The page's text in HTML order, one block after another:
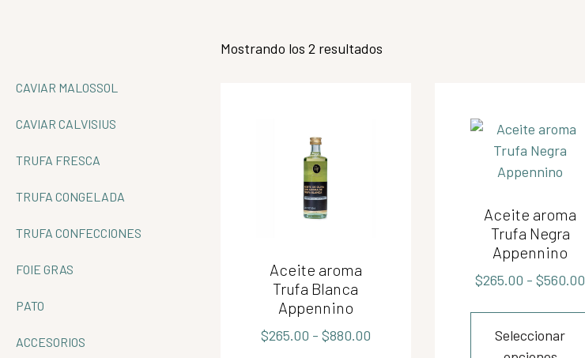
CAVIAR MALOSSOL
CAVIAR CALVISIUS
TRUFA FRESCA
TRUFA CONGELADA
TRUFA CONFECCIONES
FOIE GRAS
PATO
ACCESORIOS
Mostrando los 2 resultados
Aceite aroma
Trufa Blanca
Appennino
$265.00 - $880.00
Aceite aroma
Trufa Negra
Appennino
$265.00 - $560.00
Seleccionar